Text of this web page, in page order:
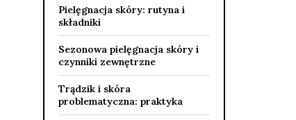
Pielęgnacja skóry: rutyna i
składniki
Sezonowa pielęgnacja skóry i
czynniki zewnętrzne
Trądzik i skóra
problematyczna: praktyka